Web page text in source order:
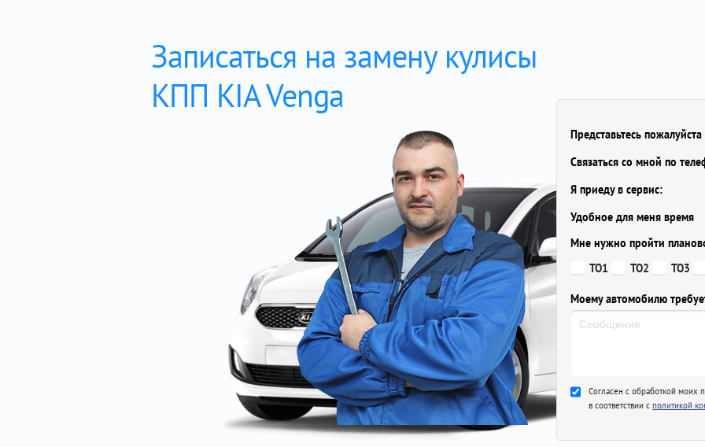
Записаться на замену кулисы
КПП KIA Venga
Представьтесь пожалуйста
Связаться со мной по
Я приеду в сервис:
Удобное для меня время
Мне нужно пройти
ТО1
ТО2 ТО3
Моему автомобилю
Согласен с обработкой моих
в соответствии с политикой